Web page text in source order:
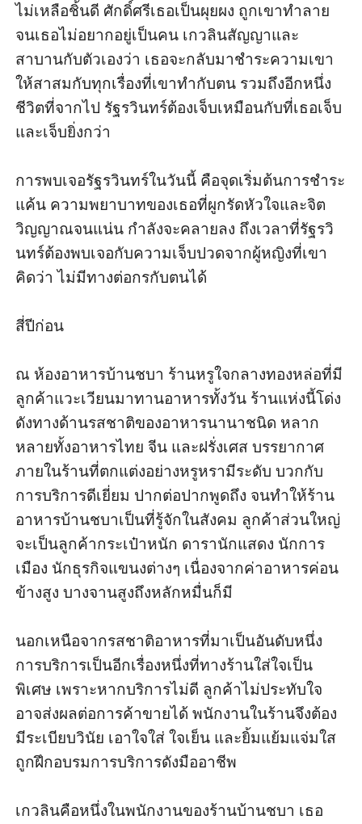
ไม่เหลือชิ้นดี ศักดิ์ศรีเธอเป็นผุยผง ถูกเขาทำลาย
จนเธอไม่อยากอยู่เป็นคน เกวลินสัญญาและ
สาบานกับตัวเองว่า เธอจะกลับมาชำระความเขา
ให้สาสมกับทุกเรื่องที่เขาทำกับตน รวมถึงอีกหนึ่ง
ชีวิตที่จากไป รัฐรวินทร์ต้องเจ็บเหมือนกับที่เธอเจ็บ
และเจ็บยิ่งกว่า
การพบเจอรัฐรวินทร์ในวันนี้ คือจุดเริ่มต้นการชำระ
แค้น ความพยาบาทของเธอที่ผูกรัดหัวใจและจิต
วิญญาณจนแน่น กำลังจะคลายลง ถึงเวลาที่รัฐรวิ
นทร์ต้องพบเจอกับความเจ็บปวดจากผู้หญิงที่เขา
คิดว่า ไม่มีทางต่อกรกับตนได้
สี่ปีก่อน
ณ ห้องอาหารบ้านชบา ร้านหรูใจกลางทองหล่อที่มี
ลูกค้าแวะเวียนมาทานอาหารทั้งวัน ร้านแห่งนี้โด่ง
ดังทางด้านรสชาติของอาหารนานาชนิด หลาก
หลายทั้งอาหารไทย จีน และฝรั่งเศส บรรยากาศ
ภายในร้านที่ตกแต่งอย่างหรูหรามีระดับ บวกกับ
การบริการดีเยี่ยม ปากต่อปากพูดถึง จนทำให้ร้าน
อาหารบ้านชบาเป็นที่รู้จักในสังคม ลูกค้าส่วนใหญ่
จะเป็นลูกค้ากระเป๋าหนัก ดารานักแสดง นักการ
เมือง นักธุรกิจแขนงต่างๆ เนื่องจากค่าอาหารค่อน
ข้างสูง บางจานสูงถึงหลักหมื่นก็มี
นอกเหนือจากรสชาติอาหารที่มาเป็นอันดับหนึ่ง
การบริการเป็นอีกเรื่องหนึ่งที่ทางร้านใส่ใจเป็น
พิเศษ เพราะหากบริการไม่ดี ลูกค้าไม่ประทับใจ
อาจส่งผลต่อการค้าขายได้ พนักงานในร้านจึงต้อง
มีระเบียบวินัย เอาใจใส่ ใจเย็น และยิ้มแย้มแจ่มใส
ถูกฝึกอบรมการบริการดังมืออาชีพ
เกวลินคือหนึ่งในพนักงานของร้านบ้านชบา เธอ